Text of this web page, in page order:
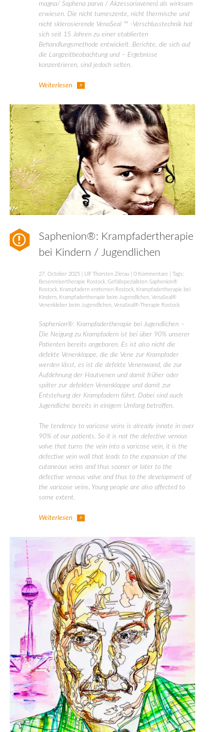
magna/ Saphena parva / Akzessoriavenen) als wirksam
erwiesen. Die nicht tumeszente, nicht thermische und
nicht sklerosierende VenaSeal ™ -Verschlusstechnik hat
sich seit 15 Jahren zu einer etablierten
Behandlungsmethode entwickelt. Berichte, die sich auf
die Langzeitbeobachtung und – Ergebnisse
konzentrieren, sind jedoch selten.
Weiterlesen
Saphenion®: Krampfadertherapie
bei Kindern / Jugendlichen
27. October 2025 Ulf Thorsten Zierau 0 Kommentare | Tags:
Besenreisertherapie Rostock Gefäßspezialisten Saphenion®
Rostock
Krampfadern entfernen Rostock
Krampfadertherapie bei
Kindern
Krampfadertherapie beim Jugendlichen VenaSeal®
Venenkleber beim Jugendlichen VenaSeal®-Therapie Rostock
Saphenion®: Krampfadertherapie bei Jugendlichen –
Die Neigung zu Krampfadern ist bei über 90% unserer
Patienten bereits angeboren. Es ist also nicht die
defekte Venenklappe, die die Vene zur Krampfader
werden lässt, es ist die defekte Venenwand, die zur
Aufdehnung der Hautvenen und damit früher oder
später zur defekten Venenklappe und damit zur
Entstehung der Krampfadern führt. Dabei sind auch
Jugendliche bereits in einigem Umfang betroffen.
The tendency to varicose veins is already innate in over
90% of our patients. So it is not the defective venous
valve that turns the vein into a varicose vein, it is the
defective vein wall that leads to the expansion of the
cutaneous veins and thus sooner or later to the
defective venous valve and thus to the development of
the varicose veins. Young people are also affected to
some extent.
Weiterlesen